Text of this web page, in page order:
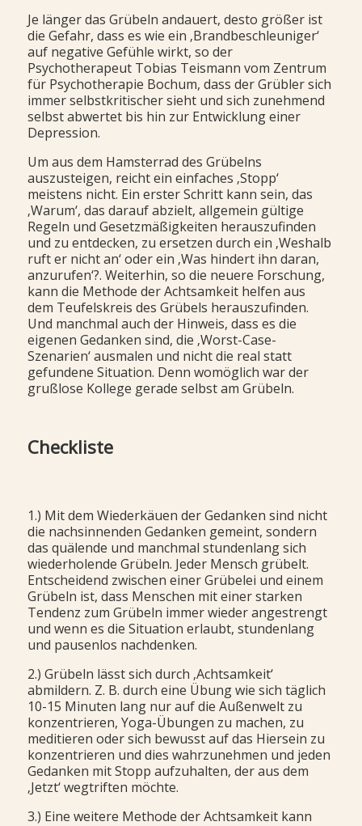
Je länger das Grübeln andauert, desto größer ist
die Gefahr, dass es wie ein ‚Brandbeschleuniger‘
auf negative Gefühle wirkt, so der
Psychotherapeut Tobias Teismann vom Zentrum
für Psychotherapie Bochum, dass der Grübler sich
immer selbstkritischer sieht und sich zunehmend
selbst abwertet bis hin zur Entwicklung einer
Depression.
Um aus dem Hamsterrad des Grübelns
auszusteigen, reicht ein einfaches ‚Stopp‘
meistens nicht. Ein erster Schritt kann sein, das
‚Warum‘, das darauf abzielt, allgemein gültige
Regeln und Gesetzmäßigkeiten herauszufinden
und zu entdecken, zu ersetzen durch ein ‚Weshalb
ruft er nicht an‘ oder ein ‚Was hindert ihn daran,
anzurufen‘?. Weiterhin, so die neuere Forschung,
kann die Methode der Achtsamkeit helfen aus
dem Teufelskreis des Grübels herauszufinden.
Und manchmal auch der Hinweis, dass es die
eigenen Gedanken sind, die ‚Worst-Case-
Szenarien‘ ausmalen und nicht die real statt
gefundene Situation. Denn womöglich war der
grußlose Kollege gerade selbst am Grübeln.
Checkliste
1.) Mit dem Wiederkäuen der Gedanken sind nicht
die nachsinnenden Gedanken gemeint, sondern
das quälende und manchmal stundenlang sich
wiederholende Grübeln. Jeder Mensch grübelt.
Entscheidend zwischen einer Grübelei und einem
Grübeln ist, dass Menschen mit einer starken
Tendenz zum Grübeln immer wieder angestrengt
und wenn es die Situation erlaubt, stundenlang
und pausenlos nachdenken.
2.) Grübeln lässt sich durch ‚Achtsamkeit‘
abmildern. Z. B. durch eine Übung wie sich täglich
10-15 Minuten lang nur auf die Außenwelt zu
konzentrieren, Yoga-Übungen zu machen, zu
meditieren oder sich bewusst auf das Hiersein zu
konzentrieren und dies wahrzunehmen und jeden
Gedanken mit Stopp aufzuhalten, der aus dem
‚Jetzt‘ wegtriften möchte.
3.) Eine weitere Methode der Achtsamkeit kann